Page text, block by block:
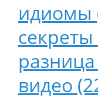
идиомы
секреты
видео